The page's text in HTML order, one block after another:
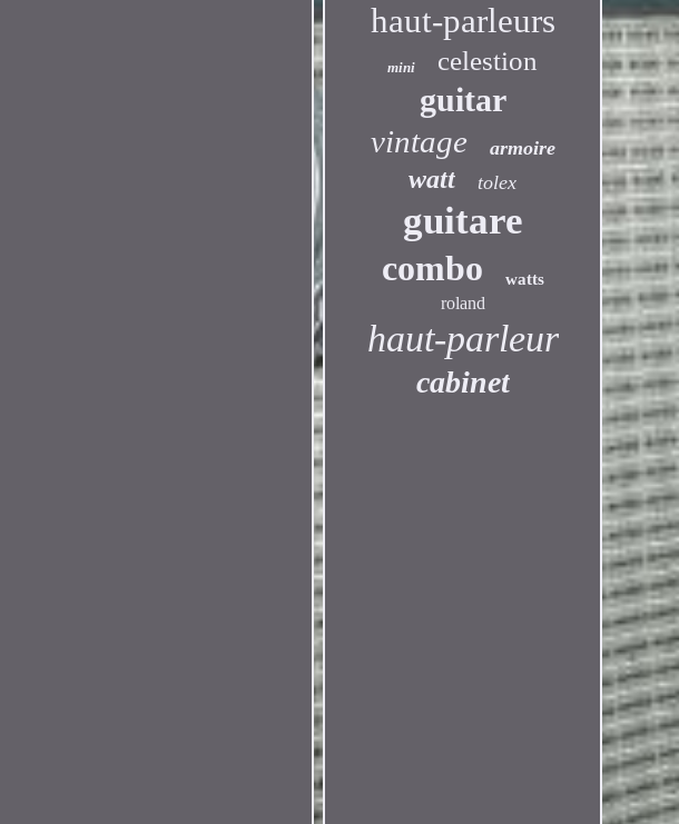
haut-parleurs
mini celestion
guitar
vintage armoire
watt tolex
guitare
combo watts
roland
haut-parleur
cabinet